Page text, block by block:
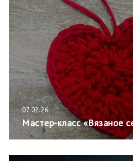
07.02.26
Мастер-класс «Вязаное